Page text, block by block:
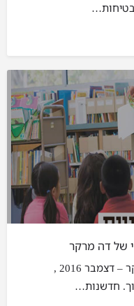
של דה מרקר
כתבו עלינו גם במגזין דה-מרקר – דצמבר 2016 ,
חדשנות…